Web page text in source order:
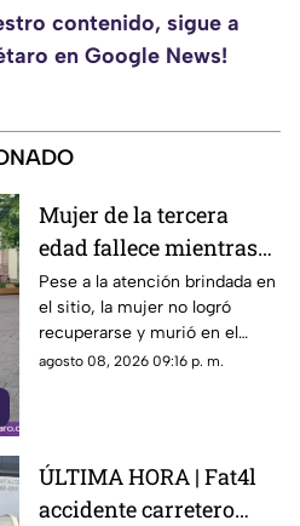
contenido, sigue a
en Google News!
Mujer de la tercera
edad fallece mientras
caminaba por el Centro
de Querétaro
Pese a la atención brindada en
el sitio, la mujer no logró
recuperarse y murió en el
lugar.
agosto 08, 2026 09:16 p. m.
ÚLTIMA HORA | Fat4l
accidente carretero